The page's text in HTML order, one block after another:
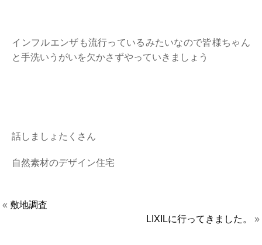
インフルエンザも流行っているみたいなので皆様ちゃん
と手洗いうがいを欠かさずやっていきましょう
話しましょたくさん
自然素材のデザイン住宅
« 敷地調査
LIXILに行ってきました。
»